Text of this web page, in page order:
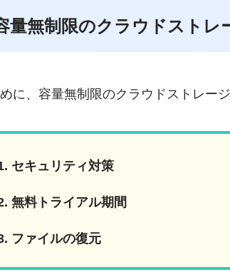
量無制限のクラウドストレ
に、容量無制限のクラウドストレー
セキュリティ対策
無料トライアル期間
ファイルの復元